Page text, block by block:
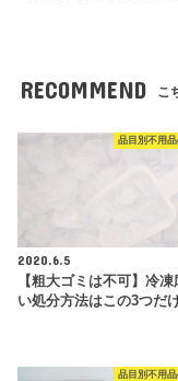
RECOMMEND こ
品目別不用
2020.6.5
【粗大ゴミは不可】冷
い処分方法はこの3つだ
品目別不用